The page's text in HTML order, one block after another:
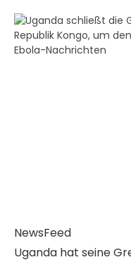
NewsFeed
Uganda hat seine